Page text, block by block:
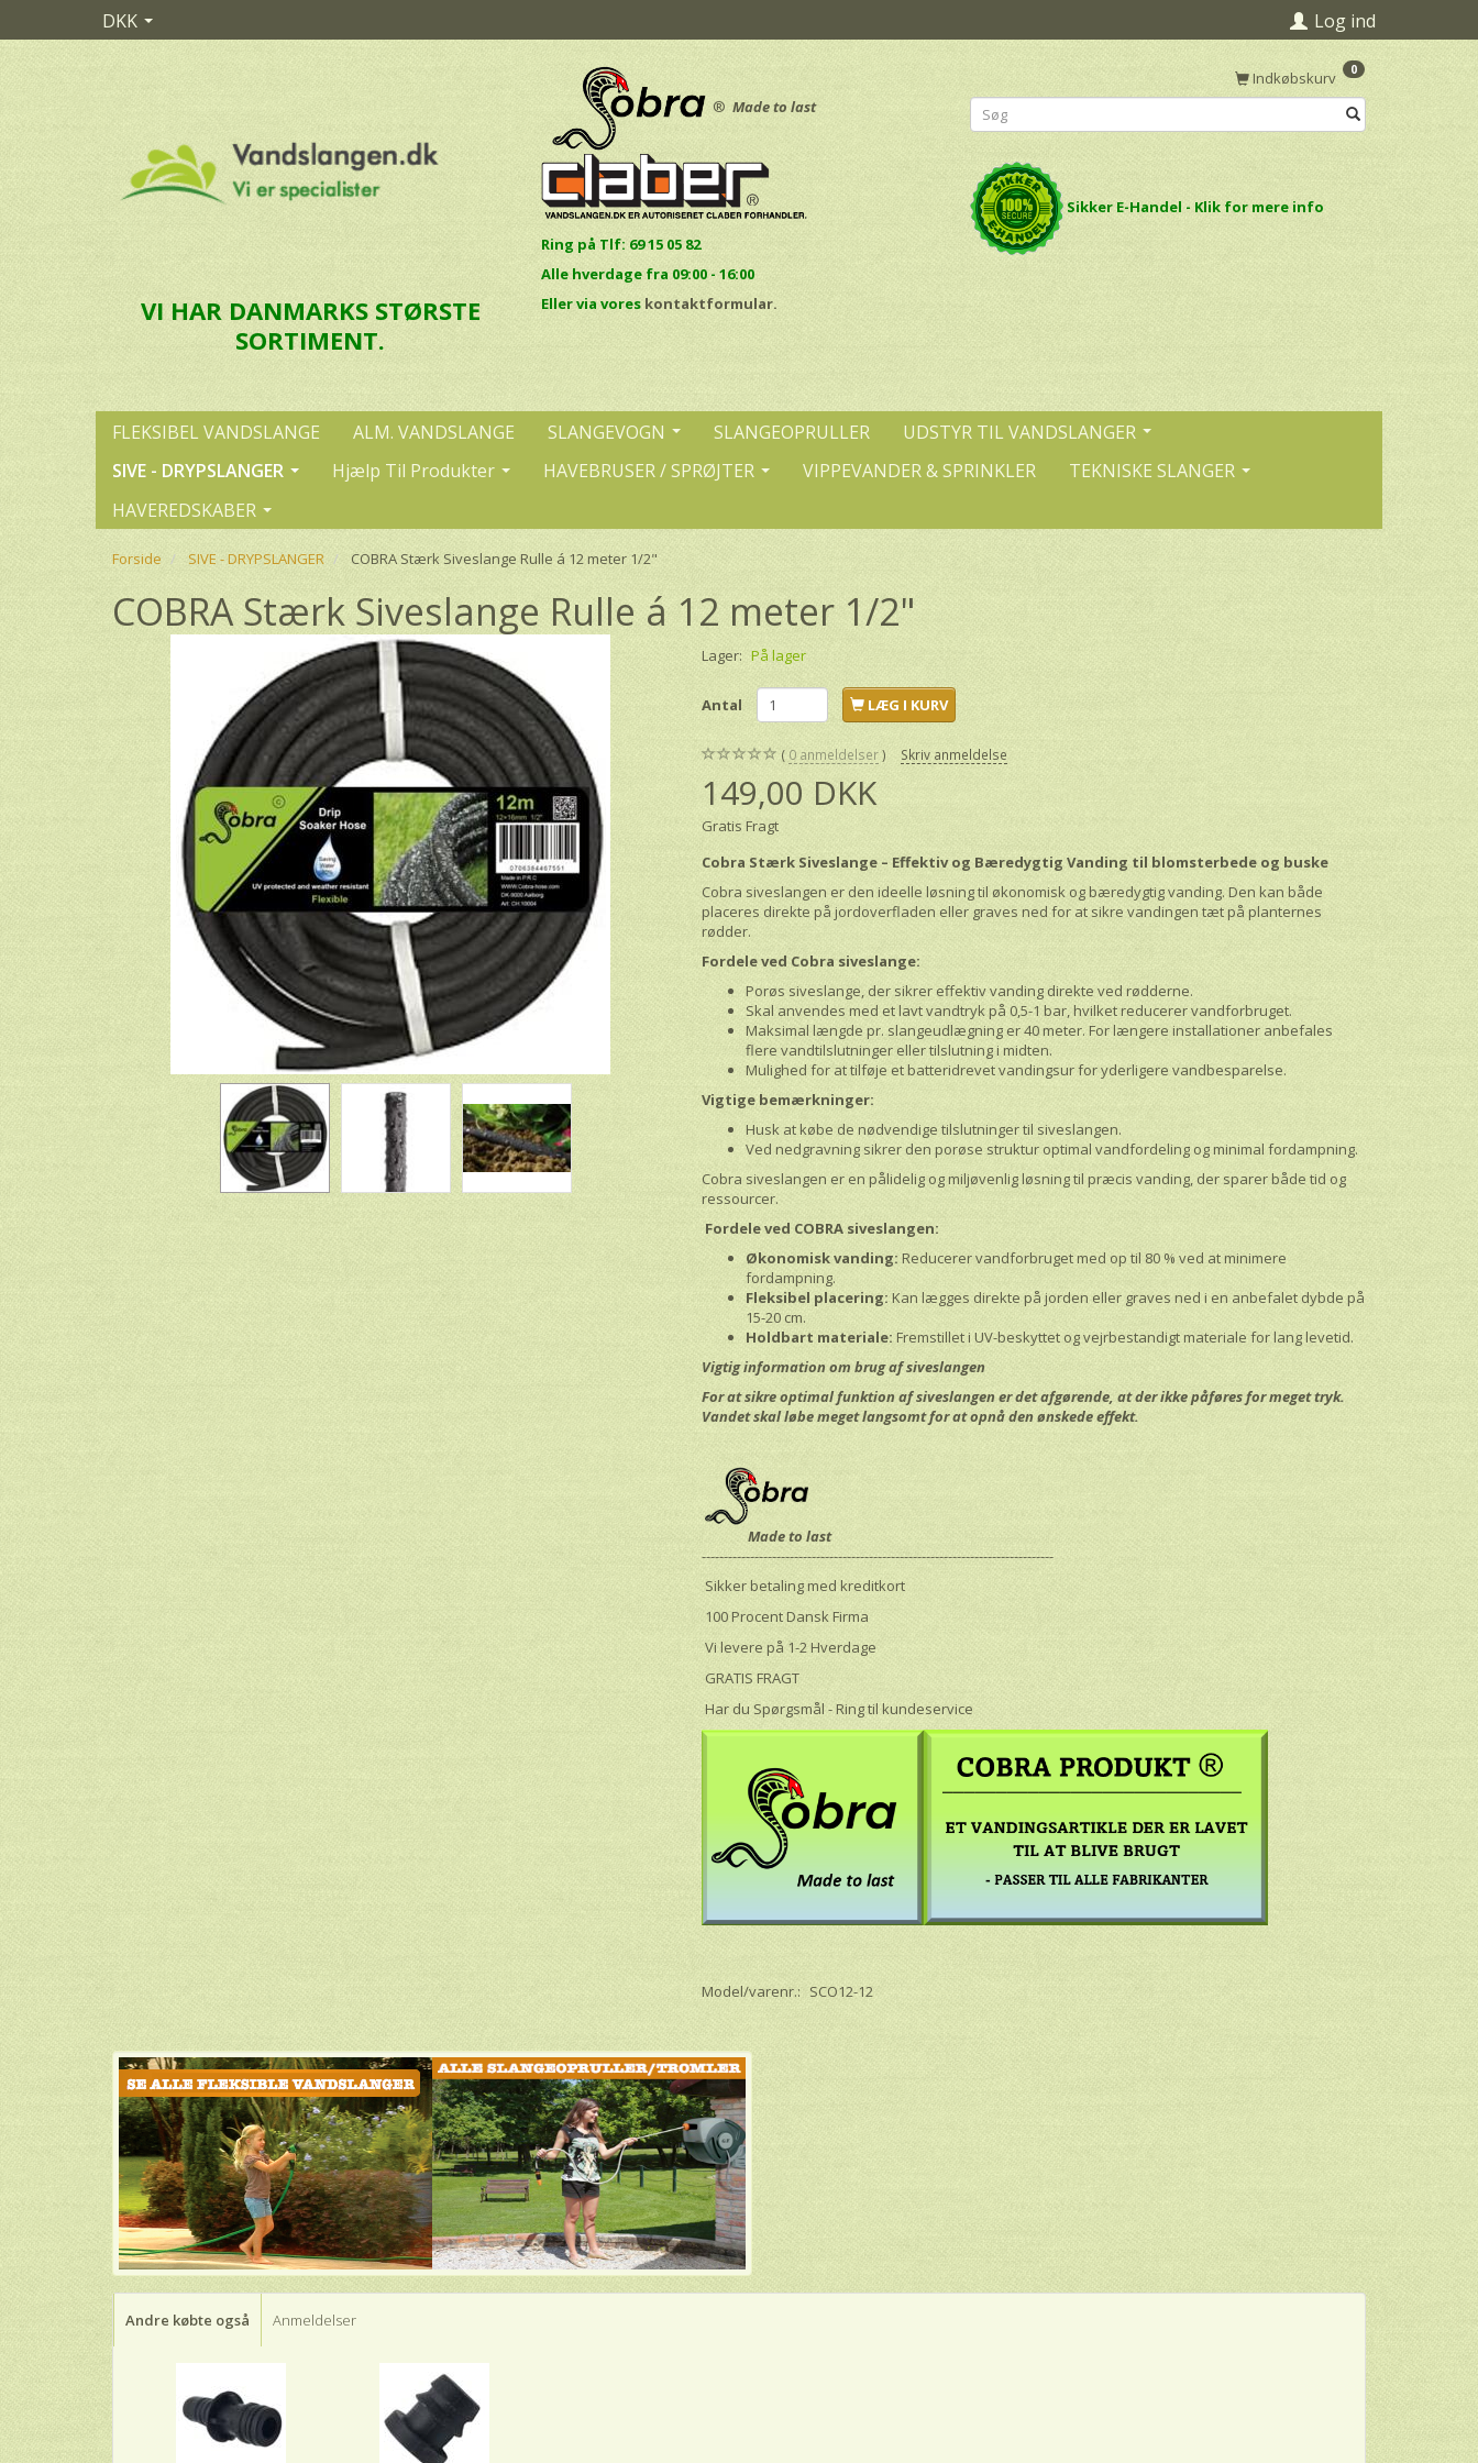
DKK Log ind
VI HAR DANMARKS STØRSTE
SORTIMENT.
® Made to last
Ring på Tlf: 69 15 05 82
Alle hverdage fra 09:00 - 16:00
Eller via vores kontaktformular.
Indkøbskurv 0
Sikker E-Handel - Klik for mere info
FLEKSIBEL VANDSLANGE ALM. VANDSLANGE SLANGEVOGN SLANGEOPRULLER
UDSTYR TIL VANDSLANGER
SIVE - DRYPSLANGER
Hjælp Til Produkter HAVEBRUSER / SPRØJTER VIPPEVANDER & SPRINKLER
TEKNISKE SLANGER
HAVEREDSKABER
Forside SIVE - DRYPSLANGER COBRA Stærk Siveslange Rulle á 12 meter 1/2"
COBRA Stærk Siveslange Rulle á 12 meter 1/2"
Lager: På lager
Antal LÆG I KURV
0 anmeldelser Skriv anmeldelse
149,00 DKK
Gratis Fragt
Cobra Stærk Siveslange – Effektiv og Bæredygtig Vanding til blomsterbede og buske
Cobra siveslangen er den ideelle løsning til økonomisk og bæredygtig vanding. Den kan både
placeres direkte på jordoverfladen eller graves ned for at sikre vandingen tæt på planternes
rødder.
Fordele ved Cobra siveslange:
Porøs siveslange, der sikrer effektiv vanding direkte ved rødderne.
Skal anvendes med et lavt vandtryk på 0,5-1 bar, hvilket reducerer vandforbruget.
Maksimal længde pr. slangeudlægning er 40 meter. For længere installationer anbefales
flere vandtilslutninger eller tilslutning i midten.
Mulighed for at tilføje et batteridrevet vandingsur for yderligere vandbesparelse.
Vigtige bemærkninger:
Husk at købe de nødvendige tilslutninger til siveslangen.
Ved nedgravning sikrer den porøse struktur optimal vandfordeling og minimal fordampning.
Cobra siveslangen er en pålidelig og miljøvenlig løsning til præcis vanding, der sparer både tid og
ressourcer.
Fordele ved COBRA siveslangen:
Økonomisk vanding: Reducerer vandforbruget med op til 80 % ved at minimere
fordampning.
Fleksibel placering:Kan lægges direkte på jorden eller graves ned i en anbefalet dybde på
15-20 cm.
Holdbart materiale: Fremstillet i UV-beskyttet og vejrbestandigt materiale for lang levetid.
Vigtig information om brug af siveslangen
For at sikre optimal funktion af siveslangen er det afgørende, at der ikke påføres for meget tryk.
Vandet skal løbe meget langsomt for at opnå den ønskede effekt.
Made to last
--------------------------------------------------------------------------------
Sikker betaling med kreditkort
100 Procent Dansk Firma
Vi levere på 1-2 Hverdage
GRATIS FRAGT
Har du Spørgsmål - Ring til kundeservice
Model/varenr.: SCO12-12
Andre købte også Anmeldelser